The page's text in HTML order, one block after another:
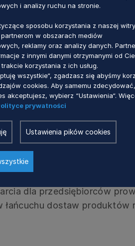
przedsiębiorców, w tym
rozwoju obszaru LGR
dla przedsiębiorców
dostaw produktów
dla przedsiębiorców
dostaw produktów
i analizy ruchu na stronie.
sposobu korzystania z naszej
w obszarach mediów
reklamy oraz analizy danych.
z innymi danymi otrzymanymi od
korzystania z ich usług.
wszystkie“, zgadzasz się abyśmy
cookies. Aby samemu
akceptujesz, wybierz “Ustawienia“.
prywatności
Ustawienia pików cookies